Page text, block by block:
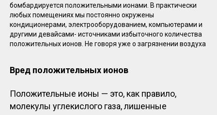
бомбардируется положительными ионами. В практически
любых помещениях мы постоянно окружены
кондиционерами, электрооборудованием, компьютерами и
другими девайсами- источниками избыточного количества
положительных ионов. Не говоря уже о загрязнении воздуха
Вред положительных ионов
Положительные ионы — это, как правило,
молекулы углекислого газа, лишенные